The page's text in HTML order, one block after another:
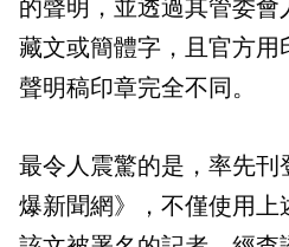
的聲明，並透過其管委會
藏文或簡體字，且官方用
聲明稿印章完全不同。
最令人震驚的是，率先刊
爆新聞網》，不僅使用上